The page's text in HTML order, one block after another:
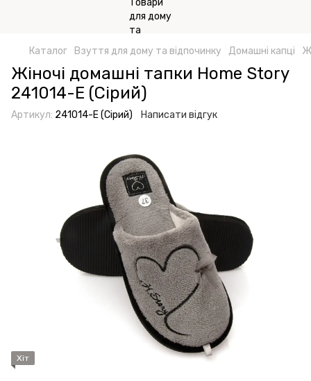
Каталог Взуття для дому та відпочинку Домашні капці
Жіночі домашні тапки Home Story
241014-Е (Сірий)
Артикул: 241014-Е (Сірий) Написати відгук
Хіт